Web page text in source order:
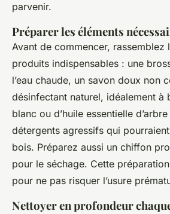
parvenir.
Préparer les éléments
Avant de commencer, rassemblez
produits indispensables : une
l’eau chaude, un savon doux non
désinfectant naturel, idéalement à
blanc ou d’huile essentielle
détergents agressifs qui
bois. Préparez aussi un chiffon
pour le séchage. Cette
pour ne pas risquer l’usure
Nettoyer en profondeur